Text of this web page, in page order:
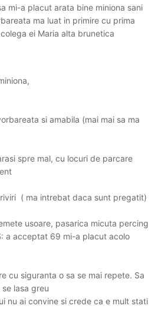
mi-a placut arata bine miniona sani
ma luat in primire cu prima
ei Maria alta brunetica
si amabila (mai mai sa ma
spre mal, cu locuri de parcare
( ma intrebat daca sunt pregatit)
usoare, pasarica micuta percing
a acceptat 69 mi-a placut acolo
cu siguranta o sa se mai repete. Sa
lasa greu
nu ai convine si crede ca e mult stati